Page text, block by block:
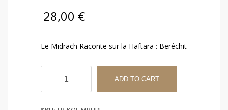
28,00 €
Le Midrach Raconte sur la Haftara : Beréchit
Le
Midrach
Raconte
ADD TO CART